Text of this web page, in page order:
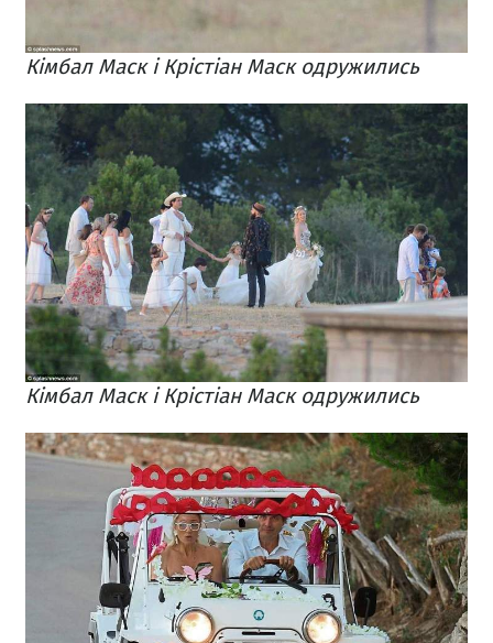
Кімбал Маск і Крістіан Маск одружились
Кімбал Маск і Крістіан Маск одружились